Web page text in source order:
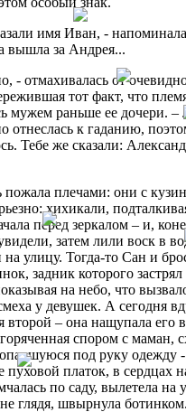
имя Иван, -
вышла за Андрея...
- отмахивалась от
тот факт, что
мужем раньше ее дочери. –
отнеслась к гаданию,
Тебе же сказали:
плечами: они с
хихикали,
перед зеркалом – и,
затем лили воск в
улицу. Тогда-то Сан и
задник которого застрял
на небо, что
у девушек. А сегодня
второй – она нащупала его
спором с маман,
под руку одежду
пуховой платок, в сердцах
по саду, вылетела на
глядя, швырнула